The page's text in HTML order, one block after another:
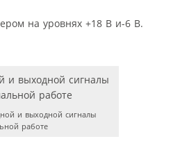
на уровнях +18 В и-6 В.
и выходной сигналы
работе